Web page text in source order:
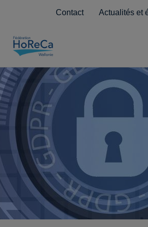
Contact Actualités et